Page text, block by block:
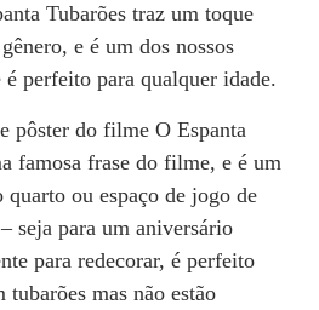
Tubarões traz um toque
e é um dos nossos
é perfeito para qualquer idade.
pôster do filme O Espanta
famosa frase do filme, e é um
ou espaço de jogo de
seja para um aniversário
para redecorar, é perfeito
tubarões mas não estão